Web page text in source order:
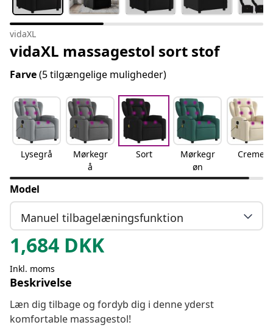
vidaXL
vidaXL massagestol sort stof
Farve(5 tilgængelige muligheder)
Lysegrå
Mørkegr
å
Sort
Mørkegr
øn
Creme
Model
Manuel tilbagelæningsfunktion
1,684 DKK
Inkl. moms
Beskrivelse
Læn dig tilbage og fordyb dig i denne yderst
komfortable massagestol!